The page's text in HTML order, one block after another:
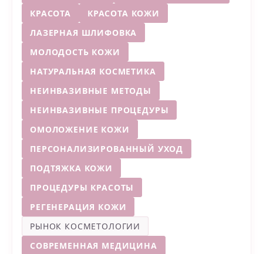
КРАСОТА
КРАСОТА КОЖИ
ЛАЗЕРНАЯ ШЛИФОВКА
МОЛОДОСТЬ КОЖИ
НАТУРАЛЬНАЯ КОСМЕТИКА
НЕИНВАЗИВНЫЕ МЕТОДЫ
НЕИНВАЗИВНЫЕ ПРОЦЕДУРЫ
ОМОЛОЖЕНИЕ КОЖИ
ПЕРСОНАЛИЗИРОВАННЫЙ УХОД
ПОДТЯЖКА КОЖИ
ПРОЦЕДУРЫ КРАСОТЫ
РЕГЕНЕРАЦИЯ КОЖИ
РЫНОК КОСМЕТОЛОГИИ
СОВРЕМЕННАЯ МЕДИЦИНА